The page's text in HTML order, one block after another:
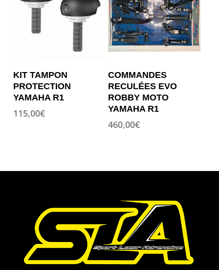
la
page
du
produit
produit
a
variations.
produit
KIT TAMPON
PROTECTION
YAMAHA R1
115,00€
produit
a
plusieurs
Les
la
page
du
produit
COMMANDES
RECULÉES EVO
ROBBY MOTO
YAMAHA R1
460,00€